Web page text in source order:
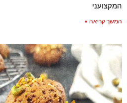
המקצועני
המשך קריאה »